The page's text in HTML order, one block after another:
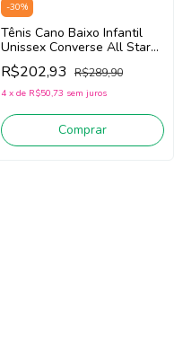
-30%
Tênis Cano Baixo Infantil
Unissex Converse All Star
CK1165 (Preto) Couro
Sintético
R$202,93 R$289,90
4 x de R$50,73 sem juros
Comprar